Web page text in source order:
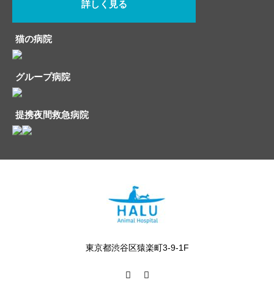
詳しく見る
猫の病院
グループ病院
提携夜間救急病院
東京都渋谷区猿楽町3-9-1F